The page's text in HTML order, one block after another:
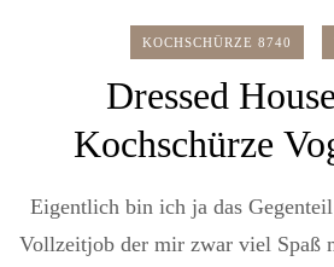
KOCHSCHÜRZE 8740
Dressed
Kochschürze
Eigentlich bin ich ja das
Vollzeitjob der mir zwar viel Spaß